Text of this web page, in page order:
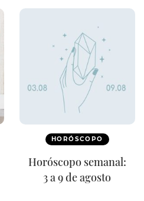
HORÓSCOPO
Horóscopo semanal:
3 a 9 de agosto